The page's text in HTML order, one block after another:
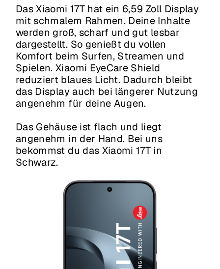
Das Xiaomi 17T hat ein 6,59 Zoll Display
mit schmalem Rahmen. Deine Inhalte
werden groß, scharf und gut lesbar
dargestellt. So genießt du vollen
Komfort beim Surfen, Streamen und
Spielen. Xiaomi EyeCare Shield
reduziert blaues Licht. Dadurch bleibt
das Display auch bei längerer Nutzung
angenehm für deine Augen.
Das Gehäuse ist flach und liegt
angenehm in der Hand. Bei uns
bekommst du das Xiaomi 17T in
Schwarz.